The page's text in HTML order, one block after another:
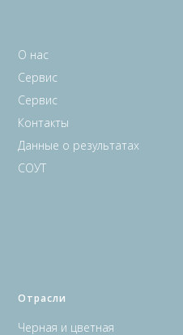
О нас
Сервис
Сервис
Контакты
Данные о результатах
СОУТ
Отрасли
Черная и цветная